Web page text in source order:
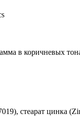
в коричневых
стеарат цинка